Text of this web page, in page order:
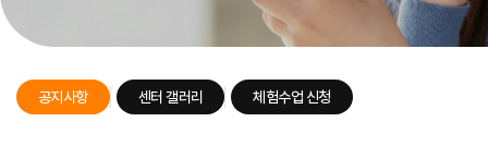
공지사항 센터 갤러리 체험수업 신청